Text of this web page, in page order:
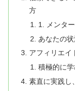
方
1. メンタ
あなたの
アフィリエイ
積極的に
素直に実践し